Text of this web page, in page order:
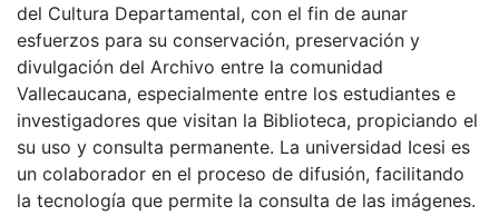
del Cultura Departamental, con el fin de aunar
esfuerzos para su conservación, preservación y
divulgación del Archivo entre la comunidad
Vallecaucana, especialmente entre los estudiantes e
investigadores que visitan la Biblioteca, propiciando el
su uso y consulta permanente. La universidad Icesi es
un colaborador en el proceso de difusión, facilitando
la tecnología que permite la consulta de las imágenes.